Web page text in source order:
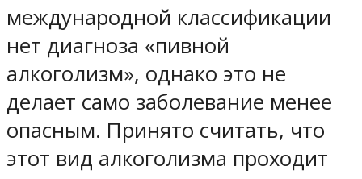
международной классификации
нет диагноза «пивной
алкоголизм», однако это не
делает само заболевание менее
опасным. Принято считать, что
этот вид алкоголизма проходит